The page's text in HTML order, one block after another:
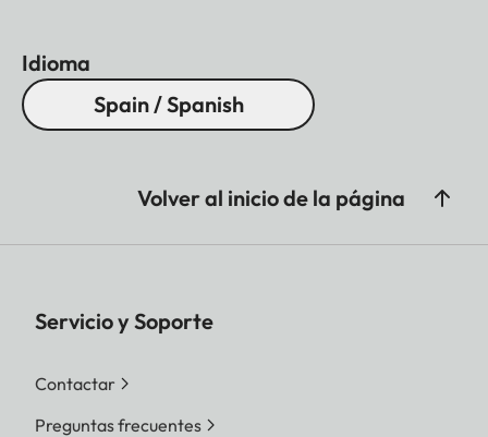
Idioma
Spain / Spanish
Volver al inicio de la página
Servicio y Soporte
Contactar
Preguntas frecuentes